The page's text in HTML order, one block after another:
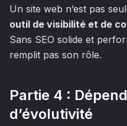
Un site web n’est pas
outil de visibilité et de
Sans SEO solide et
remplit pas son rôle.
Partie 4 :
d’évolutivité